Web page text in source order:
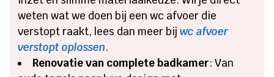
weten wat we doen bij een wc afvoer die
verstopt raakt, lees dan meer bijwc afvoer
verstopt oplossen.
Renovatie van complete badkamer: Van